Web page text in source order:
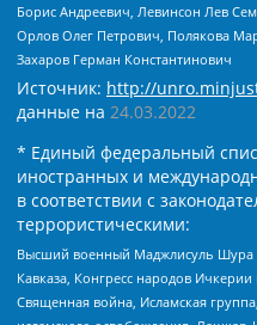
Борис Андреевич, Левинсон Лев
Орлов Олег Петрович, Полякова
Захаров Герман Константинович
Источник: http://
данные на 24.03.2022
* Единый федеральный
иностранных и
в соответствии с
террористическими:
Высший военный Маджлисуль
Кавказа, Конгресс народов Ичкерии
Священная война, Исламская